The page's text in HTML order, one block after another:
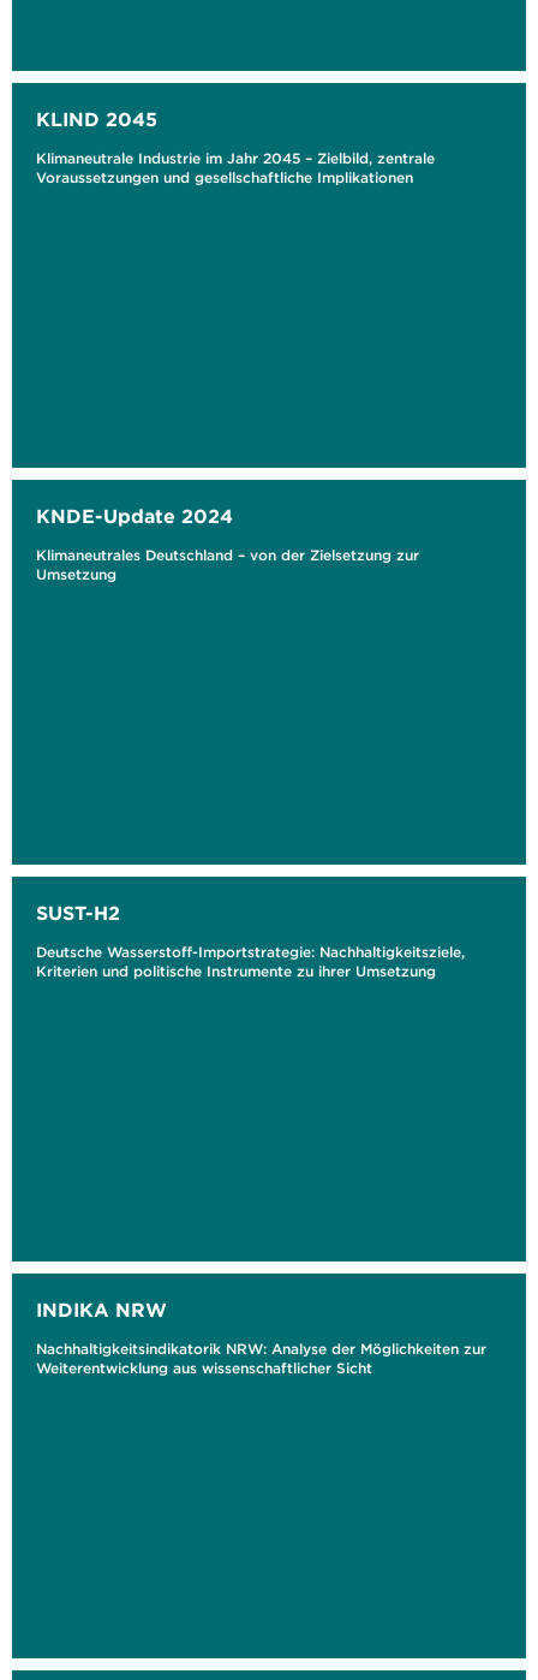
KLIND 2045
Klimaneutrale Industrie im Jahr 2045 – Zielbild, zentrale
Voraussetzungen und gesellschaftliche Implikationen
KNDE-Update 2024
Klimaneutrales Deutschland – von der Zielsetzung zur
Umsetzung
SUST-H2
Deutsche Wasserstoff-Importstrategie: Nachhaltigkeitsziele,
Kriterien und politische Instrumente zu ihrer Umsetzung
INDIKA NRW
Nachhaltigkeitsindikatorik NRW: Analyse der Möglichkeiten zur
Weiterentwicklung aus wissenschaftlicher Sicht